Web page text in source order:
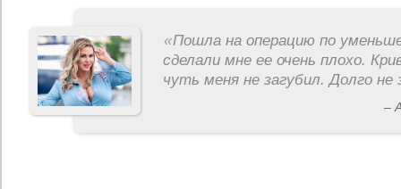
«Пошла на операцию по
сделали мне ее очень плохо.
чуть меня не загубил. Долго не
–